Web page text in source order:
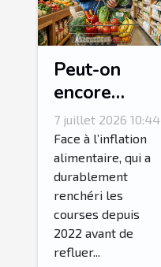
Peut-on
encore
manger sain
sans
exploser son
budget au
supermarché
?
7 juillet 2026 10:44
Face à l’inflation
alimentaire, qui a
durablement
renchéri les
courses depuis
2022 avant de
refluer...